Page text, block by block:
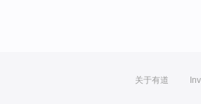
关于有道